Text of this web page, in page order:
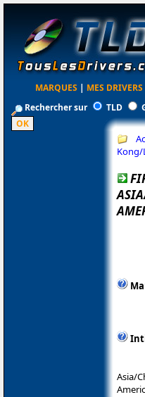
MARQUES | MES DRIVERS
Rechercher sur
TLD
Kong/
Asia/